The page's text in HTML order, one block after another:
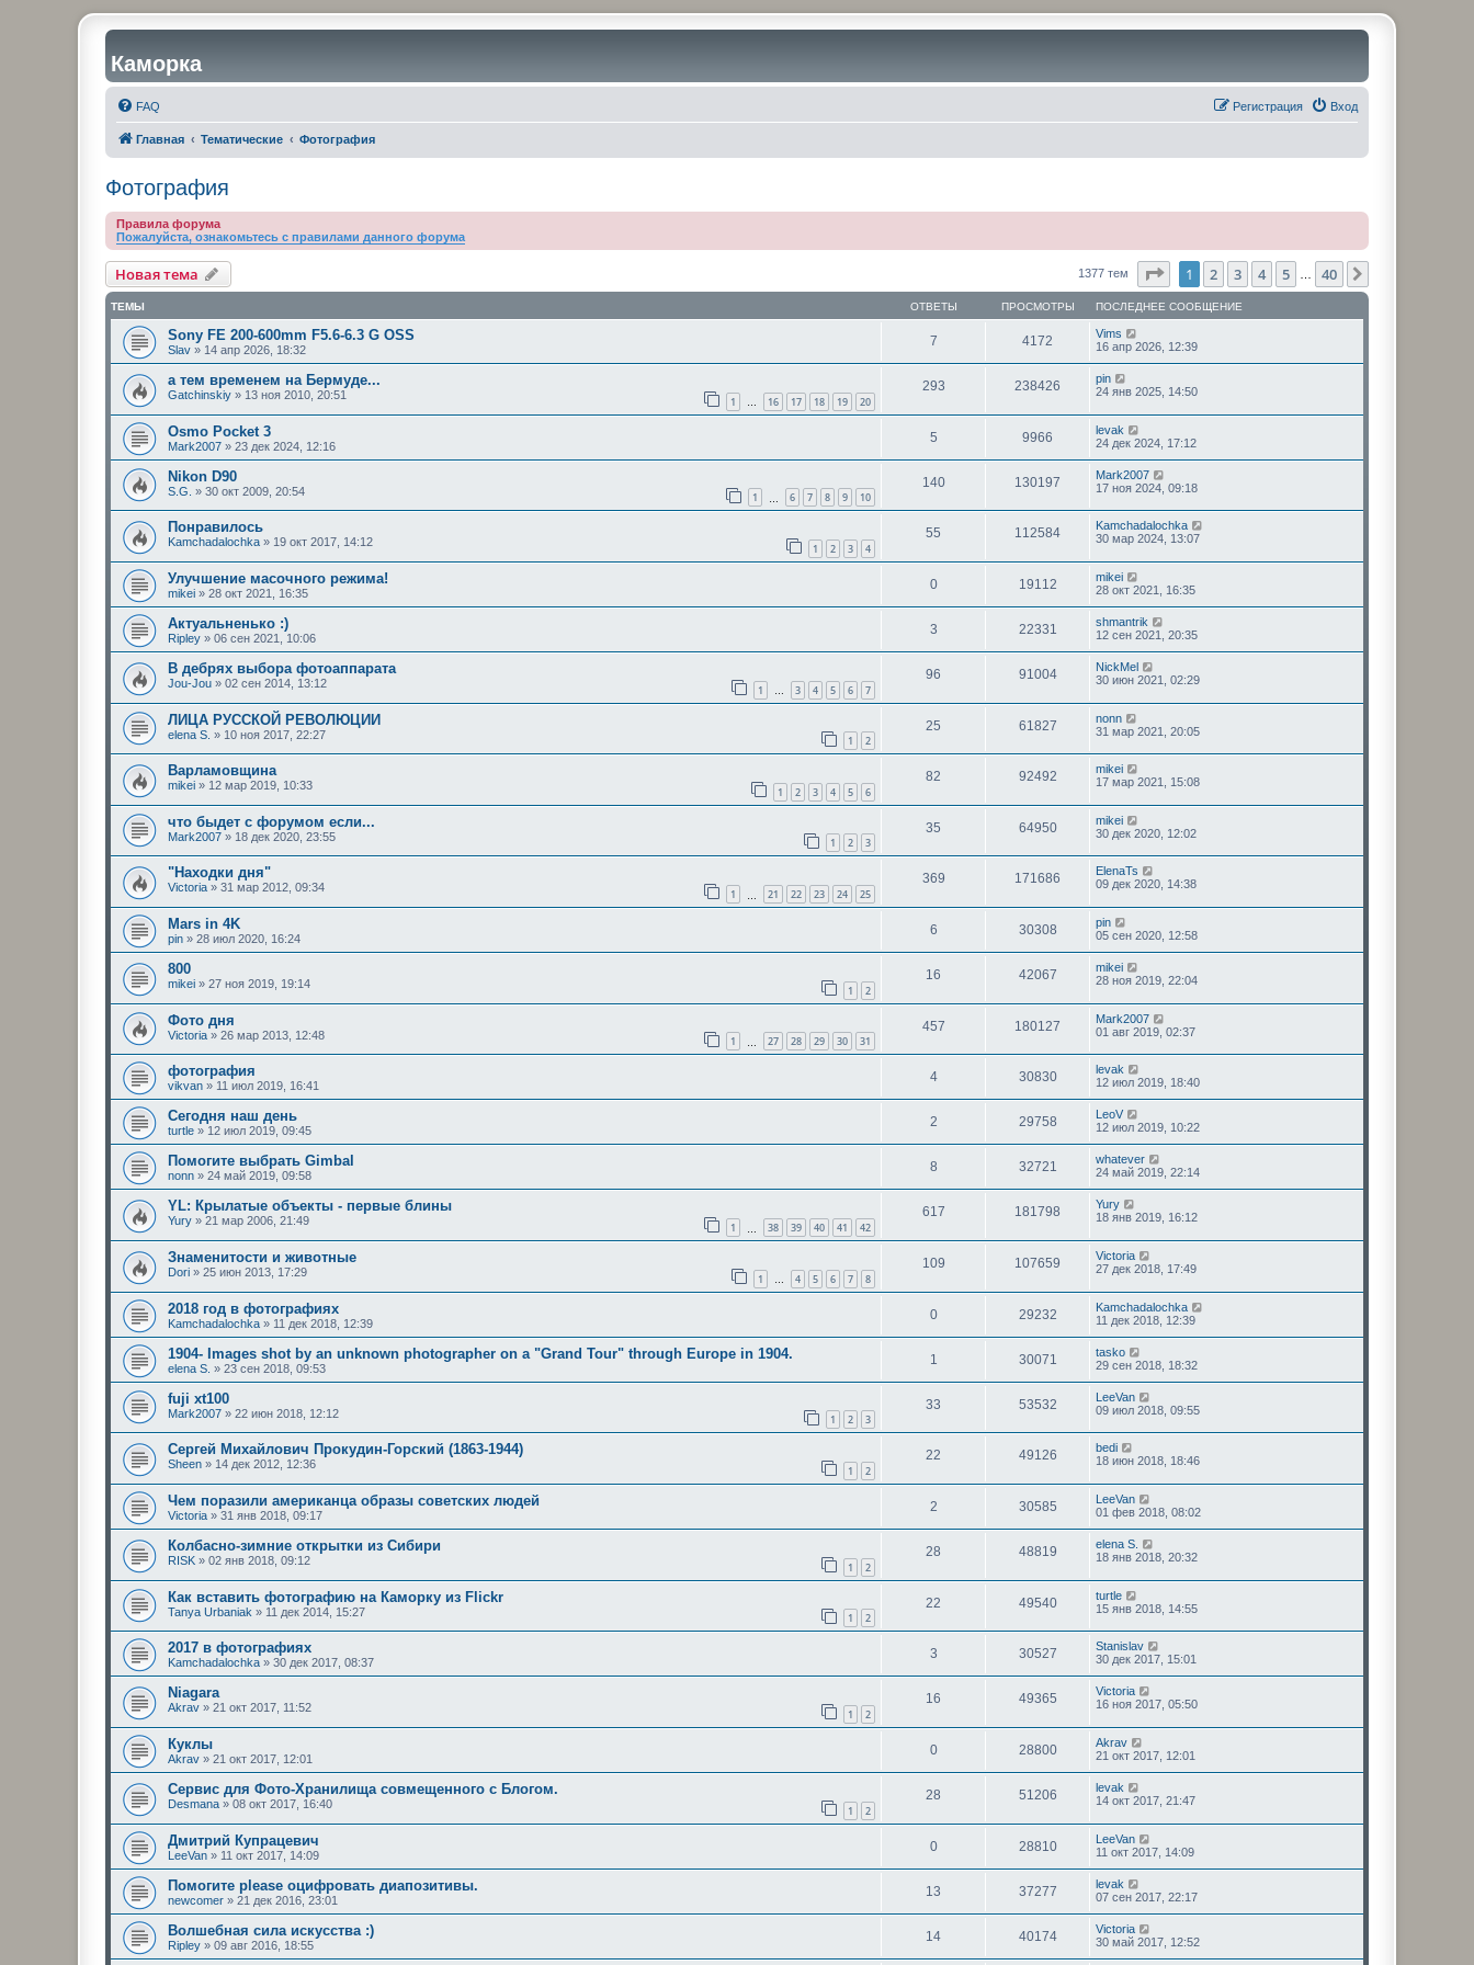
Каморка
FAQ Вход
Регистрация
Главная Тематические Фотография
Фотография
Правила форума
Пожалуйста, ознакомьтесь с правилами данного форума
Новая тема 1377 тем Страница1 из 40
1 2 3 4 5 40
ТЕМЫ ОТВЕТЫ ПРОСМОТРЫ ПОСЛЕДНЕЕ СООБЩЕНИЕ
Sony FE 200-600mm F5.6-6.3 G OSS
Slav » 14 апр 2026, 18:32
7 4172
Vims
16 апр 2026, 12:39
а тем временем на Бермуде...
Gatchinskiy » 13 ноя 2010, 20:51 1 … 16 17 18 19 20
293 238426
pin
24 янв 2025, 14:50
Osmo Pocket 3
Mark2007 » 23 дек 2024, 12:16
5 9966
levak
24 дек 2024, 17:12
Nikon D90
S.G. » 30 окт 2009, 20:54 1 6 7 8 9 10
140 130197
Mark2007
17 ноя 2024, 09:18
Понравилось
Kamchadalochka » 19 окт 2017, 14:12 1 2 3 4
55 112584
Kamchadalochka
30 мар 2024, 13:07
Улучшение масочного режима!
mikei » 28 окт 2021, 16:35
0 19112
mikei
28 окт 2021, 16:35
Актуальненько :)
Ripley » 06 сен 2021, 10:06
3 22331
shmantrik
12 сен 2021, 20:35
В дебрях выбора фотоаппарата
Jou-Jou » 02 сен 2014, 13:12 1 … 3 4 5 6 7
96 91004
NickMel
30 июн 2021, 02:29
ЛИЦА РУССКОЙ РЕВОЛЮЦИИ
elena S. » 10 ноя 2017, 22:27 1 2
25 61827
nonn
31 мар 2021, 20:05
Варламовщина
mikei » 12 мар 2019, 10:33 1 2 3 4 5 6
82 92492
mikei
17 мар 2021, 15:08
что быдет с форумом если...
Mark2007 » 18 дек 2020, 23:55 1 2 3
35 64950
mikei
30 дек 2020, 12:02
"Находки дня"
Victoria » 31 мар 2012, 09:34 1 21 22 23 24 25
369 171686
ElenaTs
09 дек 2020, 14:38
Mars in 4K
pin » 28 июл 2020, 16:24
6 30308
pin
05 сен 2020, 12:58
800
mikei » 27 ноя 2019, 19:14 1 2
16 42067
mikei
28 ноя 2019, 22:04
Фото дня
Victoria » 26 мар 2013, 12:48 1 27 28 29 30 31
457 180127
Mark2007
01 авг 2019, 02:37
фотография
vikvan » 11 июл 2019, 16:41
4 30830
levak
12 июл 2019, 18:40
Сегодня наш день
turtle » 12 июл 2019, 09:45
2 29758
LeoV
12 июл 2019, 10:22
Помогите выбрать Gimbal
nonn » 24 май 2019, 09:58
8 32721
whatever
24 май 2019, 22:14
YL: Крылатые объекты - первые блины
Yury » 21 мар 2006, 21:49 1 38 39 40 41 42
617 181798
Yury
18 янв 2019, 16:12
Знаменитости и животные
Dori » 25 июн 2013, 17:29 1 … 4 5 6 7 8
109 107659
Victoria
27 дек 2018, 17:49
2018 год в фотографиях
Kamchadalochka » 11 дек 2018, 12:39
0 29232
Kamchadalochka
11 дек 2018, 12:39
1904- Images shot by an unknown photographer on a "Grand Tour" through Europe in 1904.
elena S. » 23 сен 2018, 09:53
1 30071
tasko
29 сен 2018, 18:32
fuji xt100
Mark2007 » 22 июн 2018, 12:12 1 2 3
33 53532
LeeVan
09 июл 2018, 09:55
Сергей Михайлович Прокудин-Горский (1863-1944)
Sheen » 14 дек 2012, 12:36 1 2
22 49126
bedi
18 июн 2018, 18:46
Чем поразили американца образы советских людей
Victoria » 31 янв 2018, 09:17
2 30585
LeeVan
01 фев 2018, 08:02
Колбасно-зимние открытки из Сибири
RISK » 02 янв 2018, 09:12 1 2
28 48819
elena S.
18 янв 2018, 20:32
Как вставить фотографию на Каморку из Flickr
Tanya Urbaniak » 11 дек 2014, 15:27 1 2
22 49540
turtle
15 янв 2018, 14:55
2017 в фотографиях
Kamchadalochka » 30 дек 2017, 08:37
3 30527
Stanislav
30 дек 2017, 15:01
Niagara
Akrav » 21 окт 2017, 11:52 1 2
16 49365
Victoria
16 ноя 2017, 05:50
Куклы
Akrav » 21 окт 2017, 12:01
0 28800
Akrav
21 окт 2017, 12:01
Сервис для Фото-Хранилища совмещенного с Блогом.
Desmana » 08 окт 2017, 16:40 1 2
28 51206
levak
14 окт 2017, 21:47
Дмитрий Купрацевич
LeeVan » 11 окт 2017, 14:09
0 28810
LeeVan
11 окт 2017, 14:09
Помогите please оцифровать диапозитивы.
newcomer » 21 дек 2016, 23:01
13 37277
levak
07 сен 2017, 22:17
Волшебная сила искусства :)
Ripley » 09 авг 2016, 18:55
14 40174
Victoria
30 май 2017, 12:52